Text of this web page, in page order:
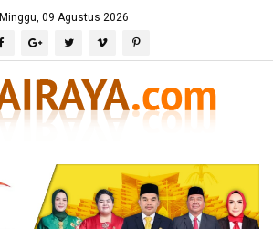
Minggu, 09 Agustus 2026